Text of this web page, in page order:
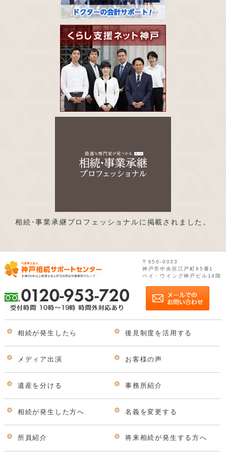
相続･事業承継プロフェッショナルに掲載されました。
〒650-0033
神戸市中央区江戸町85番1
ベイ・ウイング神戸ビル14階
相続が発生したら 後見制度を活用する
メディア出演 お客様の声
遺産を分ける 事務所紹介
相続が発生した方へ 名義を変更する
所員紹介 将来相続が発生する方へ